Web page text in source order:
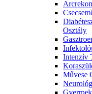
Osztály
Intenzív
Művese